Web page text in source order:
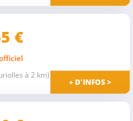
à 2 km)
€
+ D'INFOS >